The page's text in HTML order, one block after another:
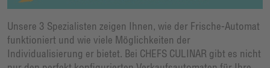
Unsere 3 Spezialisten zeigen Ihnen, wie der Frische-Automat
funktioniert und wie viele Möglichkeiten der
Individualisierung er bietet. Bei CHEFS CULINAR gibt es nicht